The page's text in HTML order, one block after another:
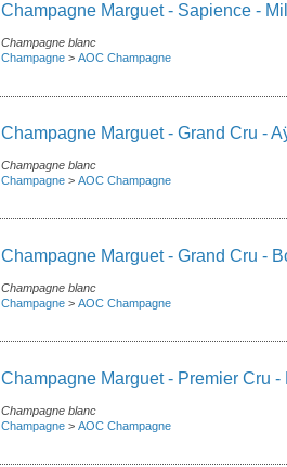
Champagne Marguet - Sapience -
Champagne blanc
Champagne > AOC Champagne
Champagne Marguet - Grand Cru -
Champagne blanc
Champagne > AOC Champagne
Champagne Marguet - Grand Cru -
Champagne blanc
Champagne > AOC Champagne
Champagne Marguet - Premier Cru
Champagne blanc
Champagne > AOC Champagne